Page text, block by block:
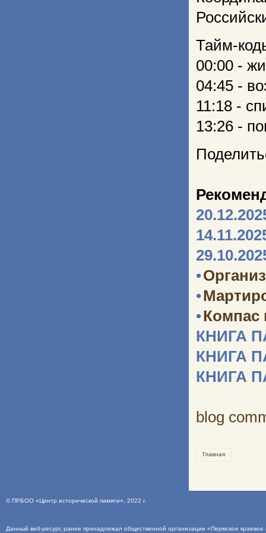
Тайм-
00:00 -
04:45 -
11:18 -
13:26 -
•
•
•Компас
КНИГА
КНИГА
КНИГА
blog
Главная
©ПРБОО «Центр исторической памяти» , 2022 г.
Данный веб-ресурс ранее принадлежал общественной организации «Пермское